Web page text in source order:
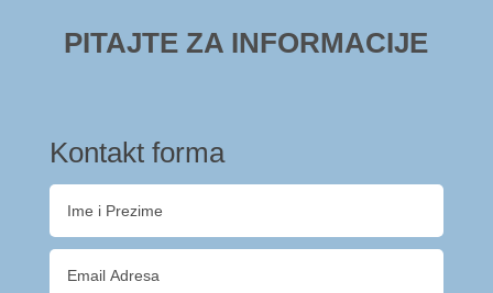
PITAJTE ZA INFORMACIJE
Kontakt forma